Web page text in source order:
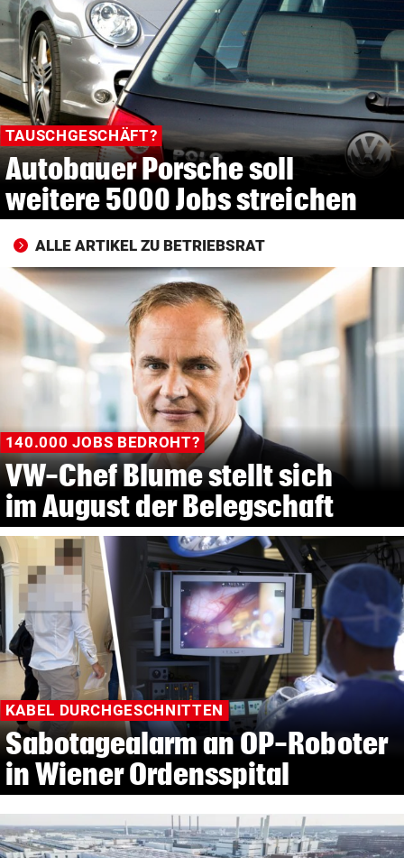
© Krone Multimedia GmbH & Co KG 2026
Muthgasse 2, 1190 Wien
TAUSCHGESCHÄFT?
Autobauer Porsche soll
weitere 5000 Jobs streichen
ALLE ARTIKEL ZU BETRIEBSRAT
140.000 JOBS BEDROHT?
VW-Chef Blume stellt sich
im August der Belegschaft
KABEL DURCHGESCHNITTEN
Sabotagealarm an OP-Roboter
in Wiener Ordensspital